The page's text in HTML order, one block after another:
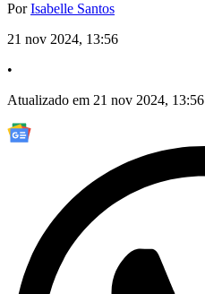
PorIsabelle Santos
21 nov 2024, 13:56
•
Atualizado em 21 nov 2024, 13:56